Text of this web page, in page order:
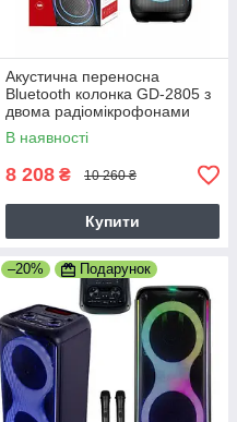
Акустична переносна
Bluetooth колонка GD-2805 з
двома радіомікрофонами
2*8" 60 Вт FM, USB, AUX,
RGB (375*363*825 мм)
В наявності
8 208 ₴ 10 260 ₴
Купити
–20% Подарунок